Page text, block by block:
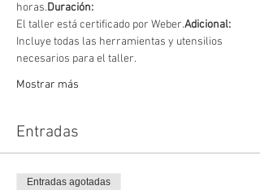
horas.Duración:
El taller está certificado por Weber.Adicional:
Incluye todas las herramientas y utensilios
necesarios para el taller.
Mostrar más
Entradas
Entradas agotadas